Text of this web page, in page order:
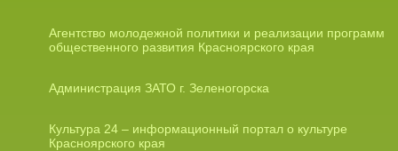
Агентство молодежной политики и реализации программ
общественного развития Красноярского края
Администрация ЗАТО г. Зеленогорска
Культура 24 – информационный портал о культуре
Красноярского края